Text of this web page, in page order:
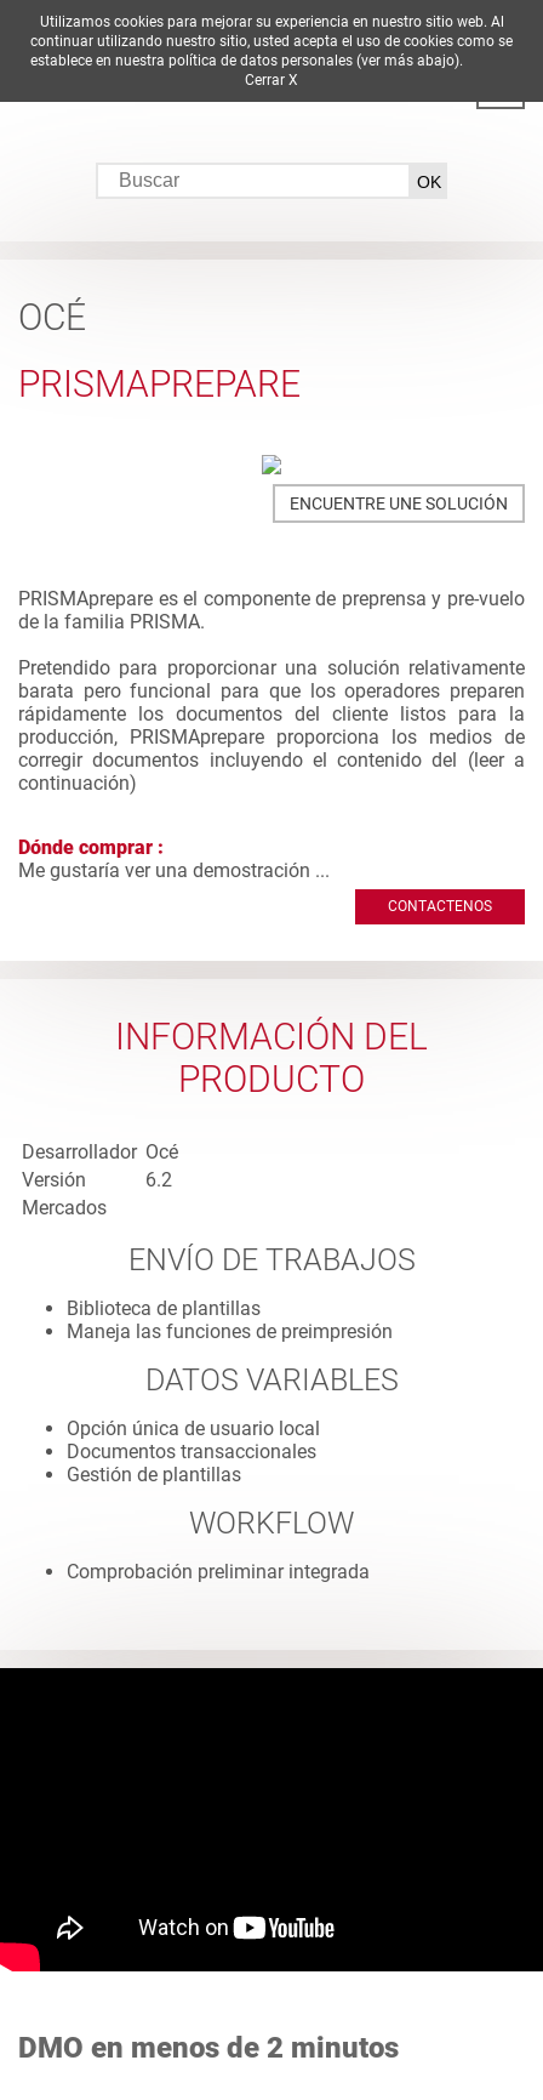
DE EN ES FR
OCÉ
PRISMAPREPARE
ENCUENTRE UNE SOLUCIÓN
PRISMAprepare es el componente de preprensa y pre-vuelo
de la familia PRISMA.
Pretendido para proporcionar una solución relativamente
barata pero funcional para que los operadores preparen
rápidamente los documentos del cliente listos para la
producción, PRISMAprepare proporciona los medios de
corregir documentos incluyendo el contenido del (leer a
continuación)
Dónde comprar :
Me gustaría ver una demostración ...
CONTACTENOS
INFORMACIÓN DEL
PRODUCTO
Desarrollador Océ
Versión
6.2
Mercados
ENVÍO DE TRABAJOS
Biblioteca de plantillas
Maneja las funciones de preimpresión
DATOS VARIABLES
Opción única de usuario local
Documentos transaccionales
Gestión de plantillas
WORKFLOW
Comprobación preliminar integrada
DMO en menos de 2 minutos
Utilizamos cookies para mejorar su experiencia en nuestro sitio web. Al
continuar utilizando nuestro sitio, usted acepta el uso de cookies como se
establece en nuestra política de datos personales (ver más abajo).
Cerrar X